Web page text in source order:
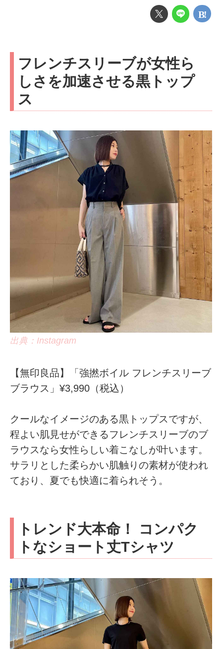
フレンチスリーブが女性ら
しさを加速させる黒トップ
ス
出典：Instagram
【無印良品】「強撚ボイル フレンチスリーブ
ブラウス」¥3,990（税込）
クールなイメージのある黒トップスですが、
程よい肌見せができるフレンチスリーブのブ
ラウスなら女性らしい着こなしが叶います。
サラリとした柔らかい肌触りの素材が使われ
ており、夏でも快適に着られそう。
トレンド大本命！ コンパク
トなショート丈Tシャツ